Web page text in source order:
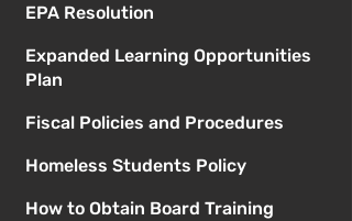
EPA Resolution
Expanded Learning Opportunities
Plan
Fiscal Policies and Procedures
Homeless Students Policy
How to Obtain Board Training